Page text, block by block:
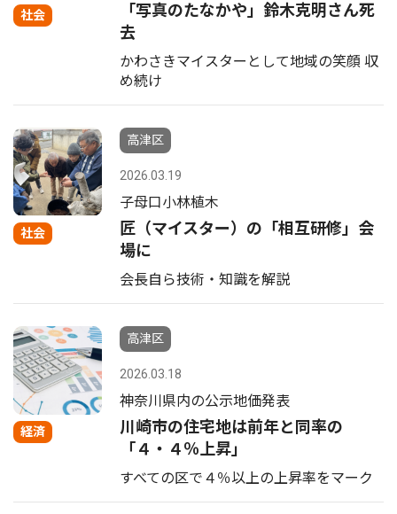
社会
「写真のたなかや」鈴木克明さん死
去
かわさきマイスターとして地域の笑顔 収
め続け
社会
高津区
2026.03.19
子母口小林植木
匠（マイスター）の「相互研修」会
場に
会長自ら技術・知識を解説
経済
高津区
2026.03.18
神奈川県内の公示地価発表
川崎市の住宅地は前年と同率の
「４・４％上昇」
すべての区で４％以上の上昇率をマーク